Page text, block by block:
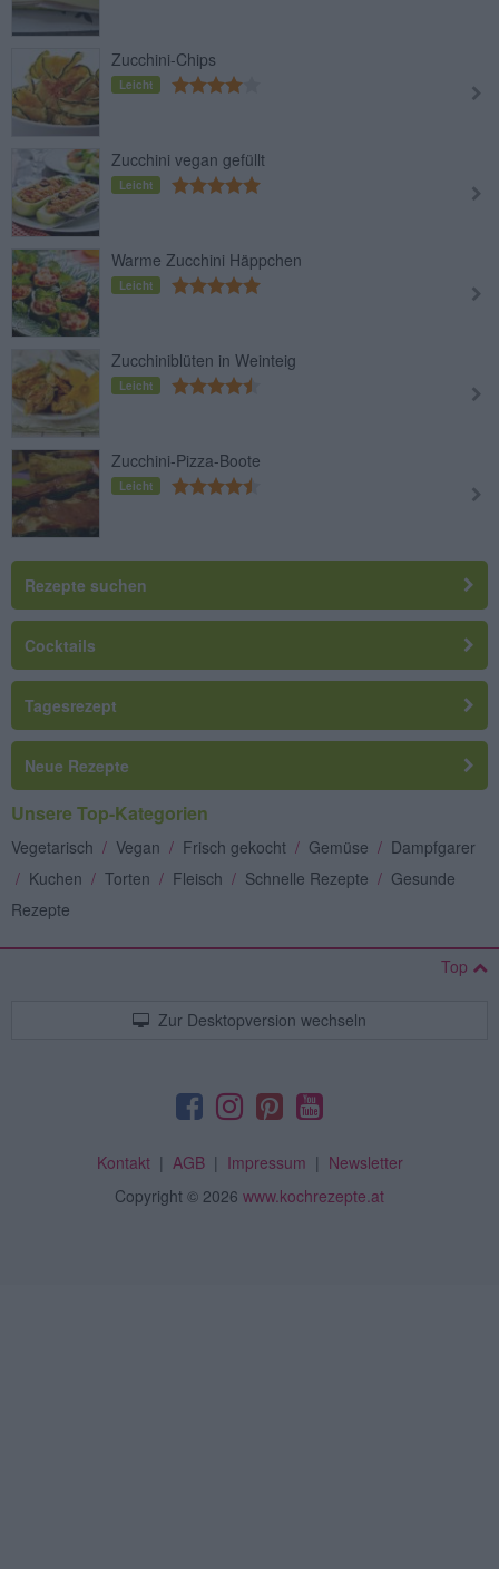
Zucchini-Chips
Leicht
Zucchini vegan gefüllt
Leicht
Warme Zucchini Häppchen
Leicht
Zucchiniblüten in Weinteig
Leicht
Zucchini-Pizza-Boote
Leicht
Rezepte suchen
Cocktails
Tagesrezept
Neue Rezepte
Unsere Top-Kategorien
Vegetarisch / Vegan / Frisch gekocht / Gemüse / Dampfgarer
/ Kuchen / Torten / Fleisch / Schnelle Rezepte / Gesunde
Rezepte
Top
Zur Desktopversion wechseln
Kontakt| AGB| Impressum | Newsletter
Copyright © 2026 www.kochrezepte.at